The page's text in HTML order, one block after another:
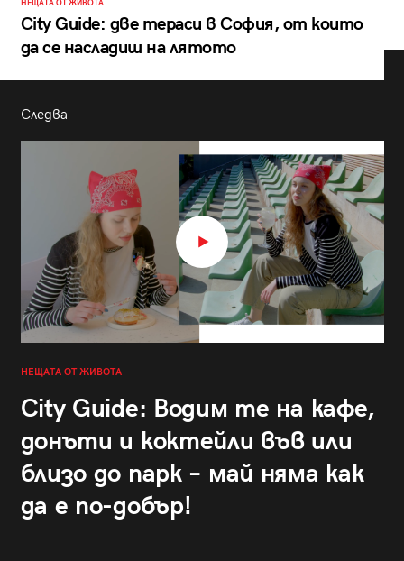
НЕЩАТА ОТ ЖИВОТА
City Guide: две тераси в София, от които
да се насладиш на лятото
Следва
НЕЩАТА ОТ ЖИВОТА
City Guide: Водим те на кафе,
донъти и коктейли във или
близо до парк – май няма как
да е по-добър!